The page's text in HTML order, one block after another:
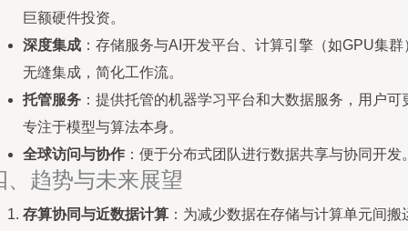
巨额硬件投资。
深度集成 ：存储服务与AI开发平台、计算引擎（如GPU集群
无缝集成，简化工作流。
托管服务 ：提供托管的机器学习平台和大数据服务，用户可
专注于模型与算法本身。
全球访问与协作 ：便于分布式团队进行数据共享与协同开发
、趋势与未来展望
存算协同与近数据计算 ：为减少数据在存储与计算单元间搬